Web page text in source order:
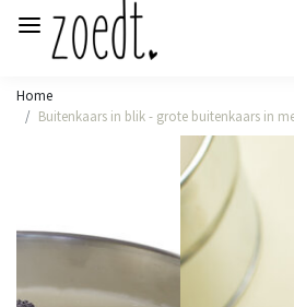
SNELLE LEVERING
Home
Buitenkaars in blik - grote buitenkaars in